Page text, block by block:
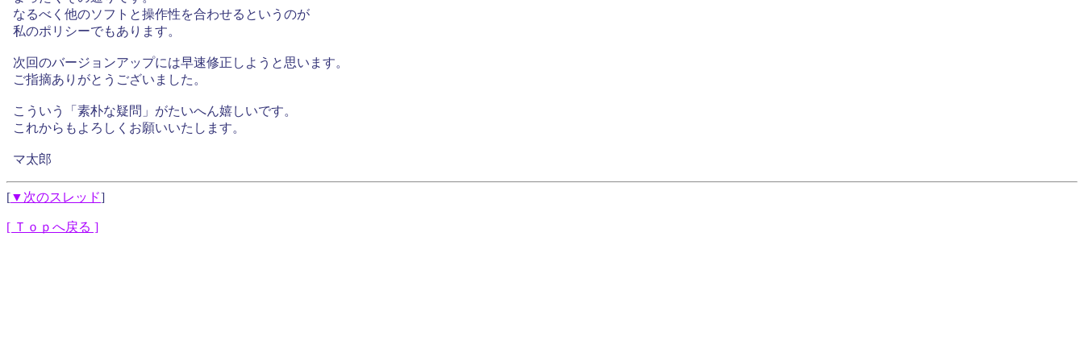
なるべく他のソフトと操作性を合わせるというのが
私のポリシーでもあります。
次回のバージョンアップには早速修正しようと思います。
ご指摘ありがとうございました。
こういう「素朴な疑問」がたいへん嬉しいです。
これからもよろしくお願いいたします。
マ太郎
[▼次のスレッド]
[ Ｔｏｐへ戻る ]